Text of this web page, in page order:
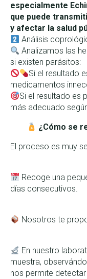
especialmente
que puede
y afectar la salud
Análisis
Analizamos las
si existen parásitos:
Si el resultado
medicamentos
Si el resultado es
más adecuado
¿Cómo se
El proceso es muy
Recoge una
días consecutivos.
Nosotros te
En nuestro
muestra,
nos permite